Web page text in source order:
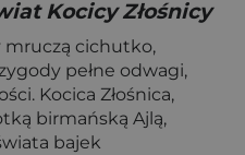
Kocicy Złośnicy
mruczą cichutko,
pełne odwagi,
Kocica Złośnica,
birmańską Ajlą,
bajek